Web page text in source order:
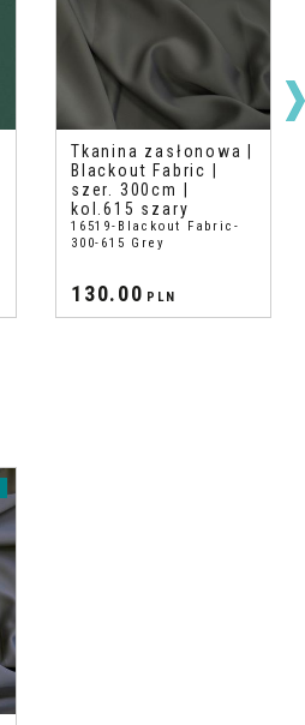
Tkanina zasłonowa |
Blackout Fabric |
szer. 300cm |
kol.615 szary
16519-Blackout Fabric-
300-615 Grey
130.00 PLN